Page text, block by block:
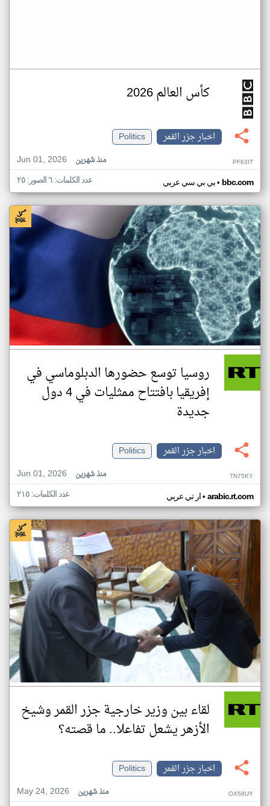
كأس العالم 2026
اخبار جزر القمر
Politics
Jun 01, 2026
منذ شهرين PF63IT
بي بي سي عربي• bbc.com عدد الكلمات: ٦ الصور: ٢٥
روسيا توسع حضورها الدبلوماسي في
إفريقيا بافتتاح ممثليات في 4 دول
جديدة
اخبار جزر القمر
Politics
Jun 01, 2026
منذ شهرين TN75KY
ار تي عربي• arabic.rt.com عدد الكلمات: ٢١٥
لقاء بين وزير خارجية جزر القمر وشيخ
الأزهر يشعل تفاعلا.. ما قصته؟
اخبار جزر القمر
Politics
May 24, 2026
منذ شهرين OX58UY